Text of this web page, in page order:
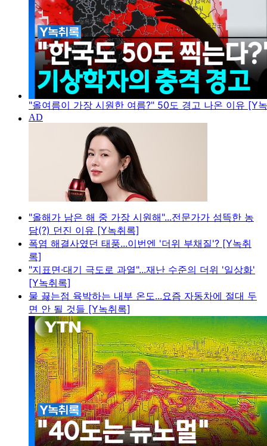
"올여름이 가장 시원한 여름?" 50도 경고 나온 이유 [Y
"올해가 남은 해 중 가장 시원해"...전문가가 섬뜩한 농
담(?) 던진 이유 [Y녹취록]
폭염 해결사였던 태풍...이번엔 '더위 부채질'? [Y녹취
록]
"지표면·대기 극도로 과열"...재난 수준의 더위 '일상화'
[Y녹취록]
물 끓는점 육박하는 내부 온도...요즘 자동차에 절대 두
면 안 될 것들 [Y녹취록]